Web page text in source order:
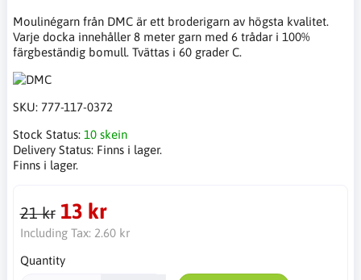
Moulinégarn från DMC är ett broderigarn av högsta kvalitet.
Varje docka innehåller 8 meter garn med 6 trådar i 100%
färgbeständig bomull. Tvättas i 60 grader C.
SKU: 777-117-0372
Stock Status: 10 skein
Delivery Status: Finns i lager.
Finns i lager.
21 kr 13 kr
Including Tax: 2.60 kr
Quantity